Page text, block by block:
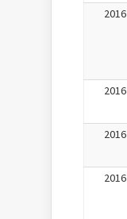
2016
2016
2016
2016